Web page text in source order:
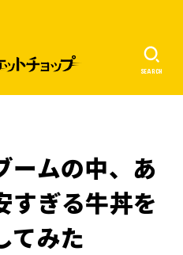
SEARCH
ームの中、あ
すぎる牛丼を
てみた